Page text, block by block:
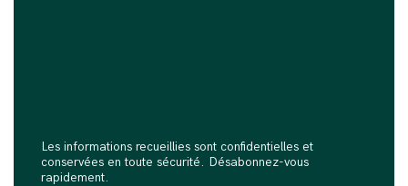
Les informations recueillies sont confidentielles et
conservées en toute sécurité. Désabonnez-vous
rapidement.